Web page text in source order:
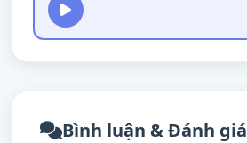
Bình luận & Đánh giá